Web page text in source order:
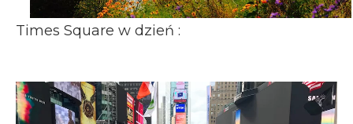
Times Square w dzień :